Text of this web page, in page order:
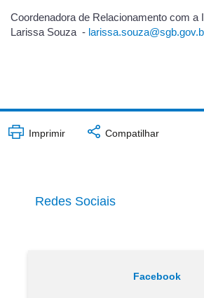
Coordenadora de Relacionamento com a
Larissa Souza -
Imprimir Compatilhar
Redes Sociais
Facebook